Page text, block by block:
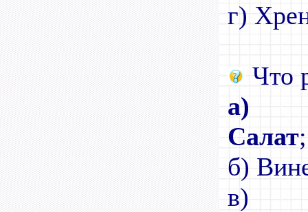
г)
Что
а)
Салат
б)
в)